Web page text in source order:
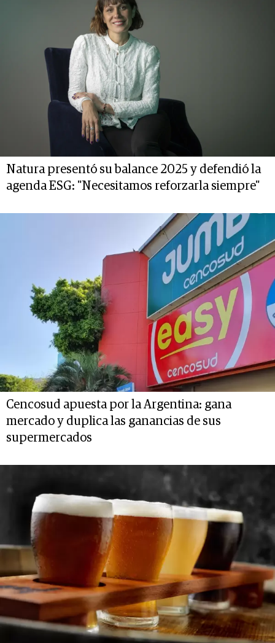
Natura presentó su balance 2025 y defendió la
agenda ESG: "Necesitamos reforzarla siempre"
Cencosud apuesta por la Argentina: gana
mercado y duplica las ganancias de sus
supermercados